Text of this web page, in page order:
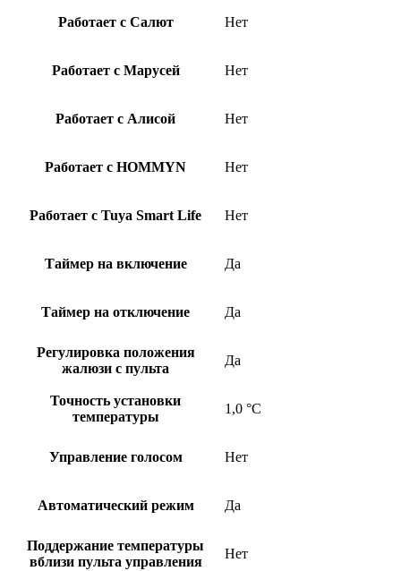
Работает с Салют Нет
Работает с Марусей Нет
Работает с Алисой Нет
Работает с HOMMYN Нет
Работает с Tuya Smart Life Нет
Таймер на включение Да
Таймер на отключение Да
Регулировка положения
жалюзи с пульта
Да
Точность установки
температуры
1,0 °С
Управление голосом Нет
Автоматический режим Да
Поддержание температуры
вблизи пульта управления
Нет